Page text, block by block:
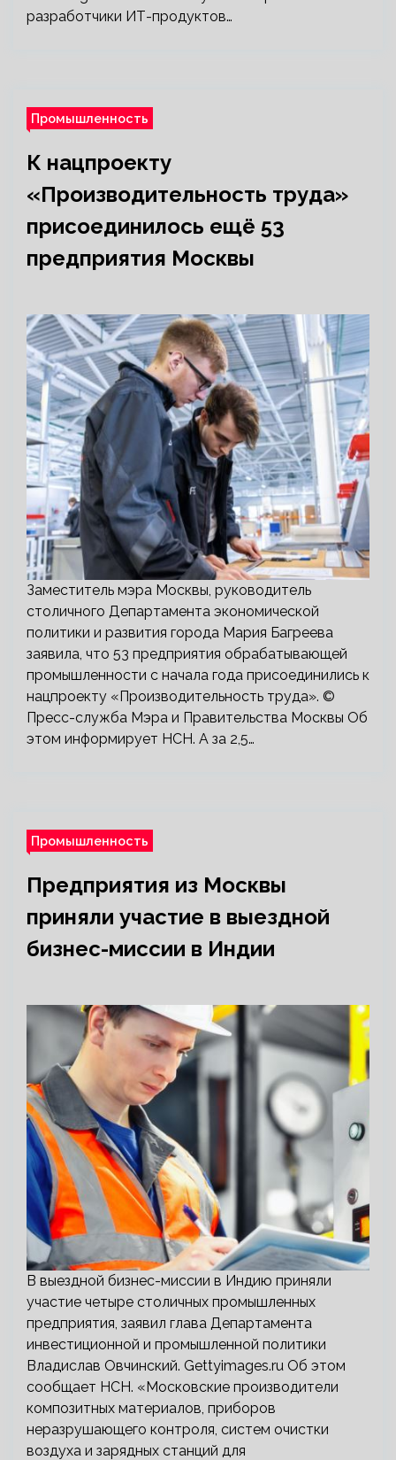
разработчики ИТ-продуктов…
Промышленность
К нацпроекту
«Производительность труда»
присоединилось ещё 53
предприятия Москвы
Заместитель мэра Москвы, руководитель
столичного Департамента экономической
политики и развития города Мария Багреева
заявила, что 53 предприятия обрабатывающей
промышленности с начала года присоединились к
нацпроекту «Производительность труда». ©
Пресс-служба Мэра и Правительства Москвы Об
этом информирует НСН. А за 2,5…
Промышленность
Предприятия из Москвы
приняли участие в выездной
бизнес-миссии в Индии
В выездной бизнес-миссии в Индию приняли
участие четыре столичных промышленных
предприятия, заявил глава Департамента
инвестиционной и промышленной политики
Владислав Овчинский. Gettyimages.ru Об этом
сообщает НСН. «Московские производители
композитных материалов, приборов
неразрушающего контроля, систем очистки
воздуха и зарядных станций для